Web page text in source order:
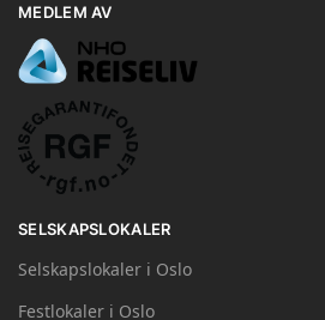
MEDLEM AV
SELSKAPSLOKALER
Selskapslokaler i Oslo
Festlokaler i Oslo